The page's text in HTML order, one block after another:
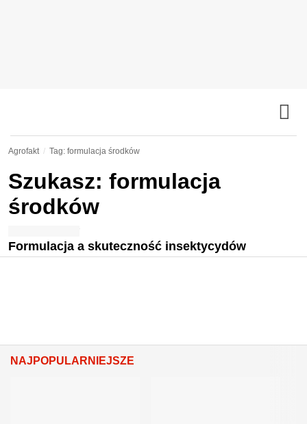
Agrofakt Tag: formulacja środków
Szukasz: formulacja
środków
Formulacja a skuteczność insektycydów
NAJPOPULARNIEJSZE